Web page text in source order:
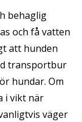
behaglig
och få vatten
att hunden
transportbur
hundar. Om
i vikt när
väger